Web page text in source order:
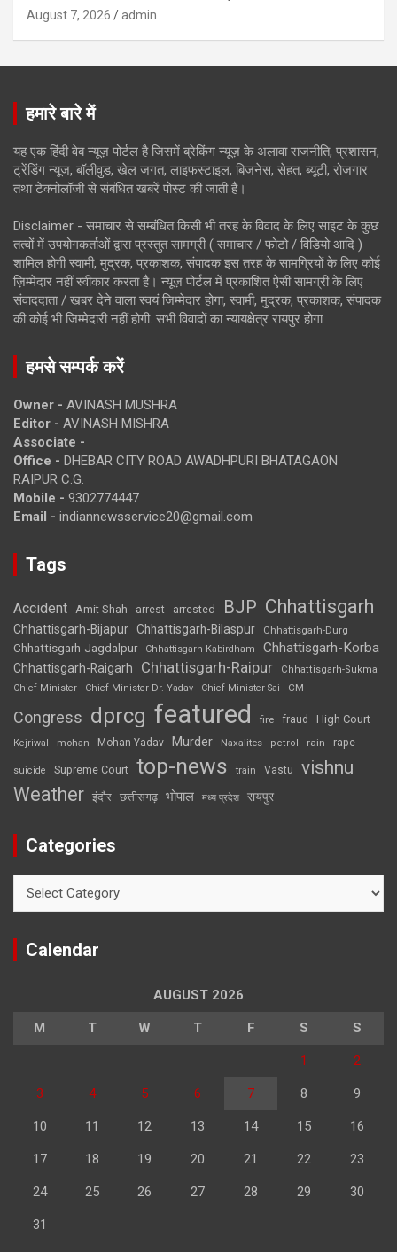
August 7, 2026 admin
हमारे बारे में
यह एक हिंदी वेब न्यूज़ पोर्टल है जिसमें ब्रेकिंग न्यूज़ के अलावा राजनीति, प्रशासन,
ट्रेंडिंग न्यूज, बॉलीवुड, खेल जगत, लाइफस्टाइल, बिजनेस, सेहत, ब्यूटी, रोजगार
तथा टेक्नोलॉजी से संबंधित खबरें पोस्ट की जाती है।
Disclaimer - समाचार से सम्बंधित किसी भी तरह के विवाद के लिए साइट के कुछ
तत्वों में उपयोगकर्ताओं द्वारा प्रस्तुत सामग्री ( समाचार / फोटो / विडियो आदि )
शामिल होगी स्वामी, मुद्रक, प्रकाशक, संपादक इस तरह के सामग्रियों के लिए कोई
ज़िम्मेदार नहीं स्वीकार करता है। न्यूज़ पोर्टल में प्रकाशित ऐसी सामग्री के लिए
संवाददाता / खबर देने वाला स्वयं जिम्मेदार होगा, स्वामी, मुद्रक, प्रकाशक, संपादक
की कोई भी जिम्मेदारी नहीं होगी. सभी विवादों का न्यायक्षेत्र रायपुर होगा
हमसे सम्पर्क करें
Owner - AVINASH MUSHRA
Editor - AVINASH MISHRA
Associate -
Office - DHEBAR CITY ROAD AWADHPURI BHATAGAON
RAIPUR C.G.
Mobile - 9302774447
Email - indiannewsservice20@gmail.com
Tags
Accident Amit Shah arrest arrested BJP Chhattisgarh
Chhattisgarh-Bijapur Chhattisgarh-Bilaspur Chhattisgarh-Durg
Chhattisgarh-Jagdalpur Chhattisgarh-Kabirdham Chhattisgarh-Korba
Chhattisgarh-Raigarh Chhattisgarh-Raipur
Chhattisgarh-Sukma
Chief Minister
Chief Minister Dr. Yadav Chief Minister Sai CM
Congress dprcg featured fire fraud High Court
Kejriwal mohan Mohan Yadav Murder Naxalites petrol rain rape
suicide Supreme Court top-news train Vastu vishnu
Weather इंदौर छत्तीसगढ़ भोपाल मध्य प्रदेश रायपुर
Categories
Calendar
AUGUST 2026
M T W T F S S
1 2
3 4 5 6 7 8 9
10 11 12 13 14 15 16
17 18 19 20 21 22 23
24 25 26 27 28 29 30
31